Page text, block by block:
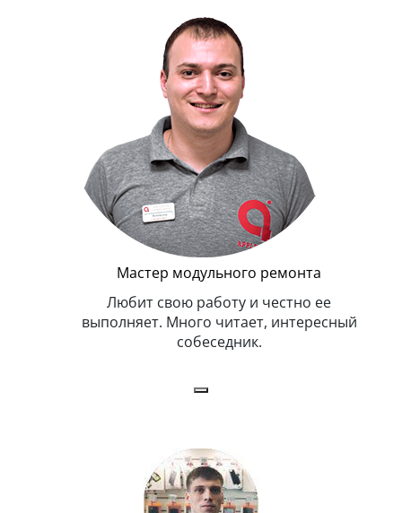
Мастер модульного ремонта
Любит свою работу и честно ее
выполняет. Много читает, интересный
собеседник.